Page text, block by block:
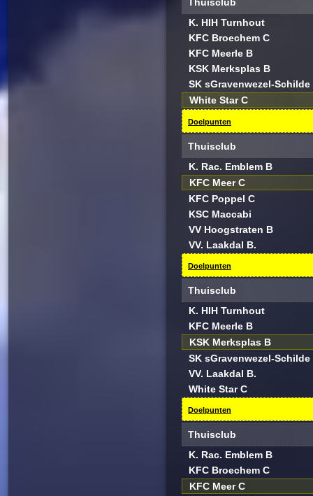
K. HIH Turnhout
KFC Broechem C
KFC Meerle B
KSK Merksplas B
SK sGravenwezel-Schilde
White Star C
Doelpunten
Thuisclub
K. Rac. Emblem B
KFC Meer C
KFC Poppel C
KSC Maccabi
VV Hoogstraten B
VV. Laakdal B.
Doelpunten
Thuisclub
K. HIH Turnhout
KFC Meerle B
KSK Merksplas B
SK sGravenwezel-Schilde
VV. Laakdal B.
White Star C
Doelpunten
Thuisclub
K. Rac. Emblem B
KFC Broechem C
KFC Meer C